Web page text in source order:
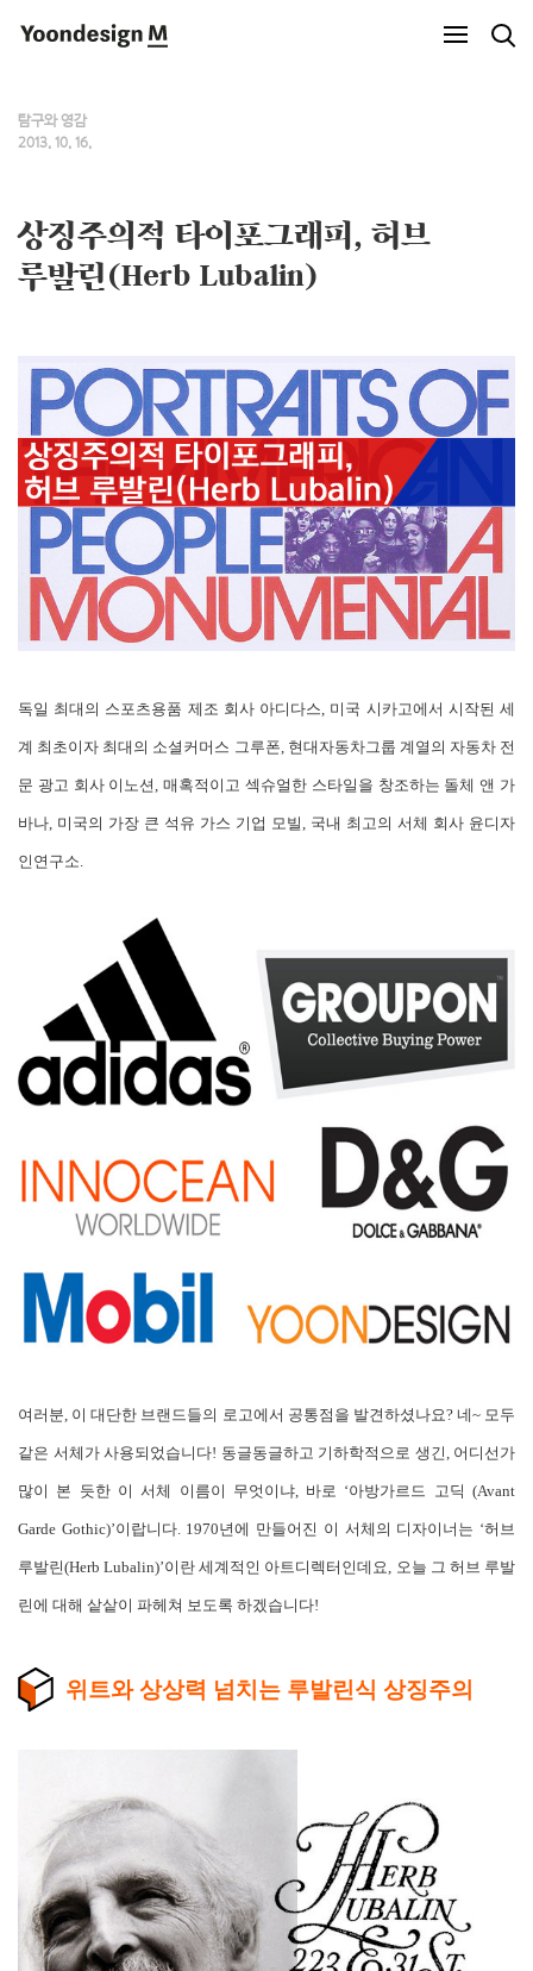
Yoondesign M
탐구와 영감
2013. 10. 16.
상징주의적 타이포그래피, 허브
루발린(Herb Lubalin)
독일 최대의 스포츠용품 제조 회사 아디다스, 미국 시카고에서 시작된 세
계 최초이자 최대의 소셜커머스 그루폰, 현대자동차그룹 계열의 자동차 전
문 광고 회사 이노션, 매혹적이고 섹슈얼한 스타일을 창조하는 돌체 앤 가
바나, 미국의 가장 큰 석유 가스 기업 모빌, 국내 최고의 서체 회사 윤디자
인연구소.
여러분, 이 대단한 브랜드들의 로고에서 공통점을 발견하셨나요? 네~ 모두
같은 서체가 사용되었습니다! 동글동글하고 기하학적으로 생긴, 어디선가
많이 본 듯한 이 서체 이름이 무엇이냐, 바로 ‘아방가르드 고딕 (Avant
Garde Gothic)’이랍니다. 1970년에 만들어진 이 서체의 디자이너는 ‘허브
루발린(Herb Lubalin)’이란 세계적인 아트디렉터인데요, 오늘 그 허브 루발
린에 대해 샅샅이 파헤쳐 보도록 하겠습니다!
위트와 상상력 넘치는 루발린식 상징주의